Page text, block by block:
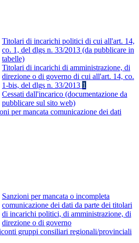
Titolari di incarichi politici di cui all'art. 14,
co. 1, del dlgs n. 33/2013 (da pubblicare in
tabelle)
Titolari di incarichi di amministrazione, di
direzione o di governo di cui all'art. 14, co.
1-bis, del dlgs n. 33/2013 1
Cessati dall'incarico (documentazione da
pubblicare sul sito web)
per mancata comunicazione dei dati
Sanzioni per mancata o incompleta
comunicazione dei dati da parte dei titolari
di incarichi politici, di amministrazione, di
direzione o di governo
gruppi consiliari regionali/provinciali